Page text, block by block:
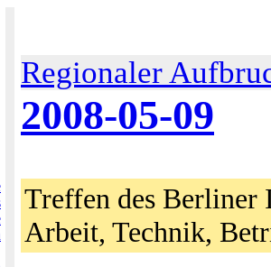
Regionaler
2008-05-09
Treffen des Berliner
Arbeit, Technik,